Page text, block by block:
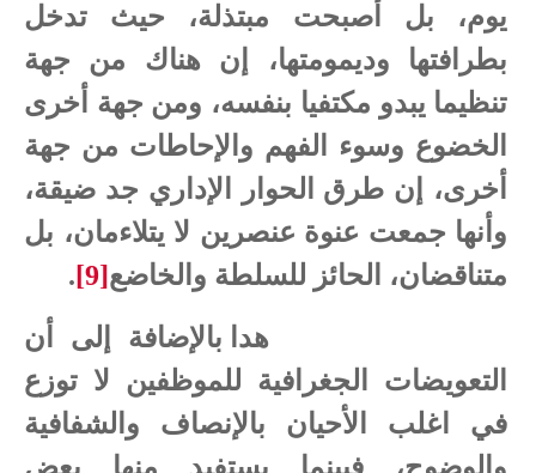
يوم، بل أصبحت مبتذلة، حيث تدخل
بطرافتها وديمومتها، إن هناك من جهة
تنظيما يبدو مكتفيا بنفسه، ومن جهة أخرى
الخضوع وسوء الفهم والإحاطات من جهة
أخرى، إن طرق الحوار الإداري جد ضيقة،
وأنها جمعت عنوة عنصرين لا يتلاءمان، بل
متناقضان، الحائز للسلطة والخاضع[9]
.
هدا بالإضافة إلى أن
التعويضات الجغرافية للموظفين لا توزع
في اغلب الأحيان بالإنصاف والشفافية